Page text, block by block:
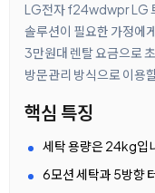
LG전자 f24wdwpr LG
솔루션이 필요한 가정에
3만원대 렌탈 요금으로
방문관리 방식으로 이용
핵심 특징
세탁 용량은 24kg입
6모션 세탁과 5방향